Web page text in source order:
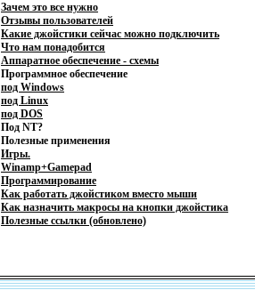
Зачем это все нужно
Отзывы пользователей
Какие джойстики сейчас можно подключить
Что нам понадобится
Аппаратное обеспечение - схемы
Программное обеспечение
под Windows
под Linux
под DOS
Под NT?
Полезные применения
Игры.
Winamp+Gamepad
Программирование
Как работать джойстиком вместо мыши
Как назначить макросы на кнопки джойстика
Полезные ссылки (обновлено)